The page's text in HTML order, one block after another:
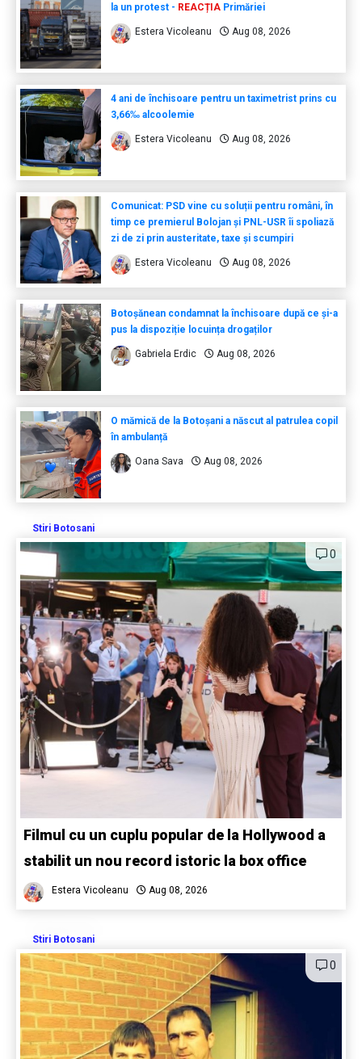
la un protest - REACȚIAPrimăriei
Estera Vicoleanu Aug 08, 2026
4 ani de închisoare pentru un taximetrist prins cu
3,66‰ alcoolemie
Estera Vicoleanu Aug 08, 2026
Comunicat: PSD vine cu soluții pentru români, în
timp ce premierul Bolojan și PNL-USR îi spoliază
zi de zi prin austeritate, taxe și scumpiri
Estera Vicoleanu Aug 08, 2026
Botoșănean condamnat la închisoare după ce și-a
pus la dispoziție locuința drogaților
Gabriela Erdic Aug 08, 2026
O mămică de la Botoșani a născut al patrulea copil
în ambulanță
Oana Sava Aug 08, 2026
Stiri Botosani
0
Filmul cu un cuplu popular de la Hollywood a
stabilit un nou record istoric la box office
Estera Vicoleanu Aug 08, 2026
Stiri Botosani
0